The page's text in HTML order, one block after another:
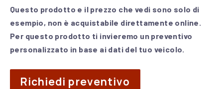
Questo prodotto e il prezzo che vedi sono solo di
esempio, non è acquistabile direttamente online.
Per questo prodotto ti invieremo un preventivo
personalizzato in base ai dati del tuo veicolo.
Richiedi preventivo